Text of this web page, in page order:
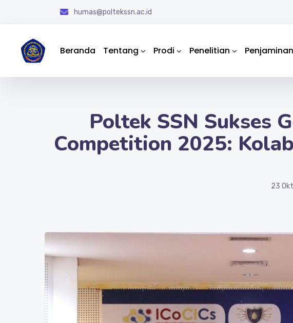
humas@poltekssn.ac.id
Beranda Tentang Prodi Penelitian
Poltek SSN Sukses
Competition 2025:
23